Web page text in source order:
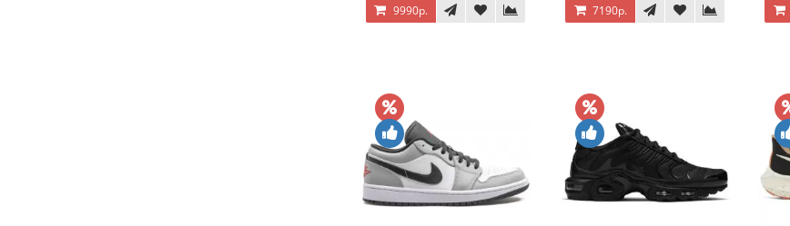
9990р. 7190р.